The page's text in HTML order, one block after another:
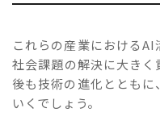
これらの産業における
社会課題の解決に大き
後も技術の進化ととも
いくでしょう。